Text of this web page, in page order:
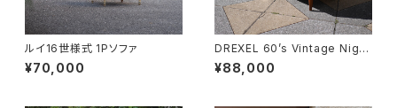
ルイ16世様式 1Pソファ
¥70,000
DREXEL 60’s Vintage Night
table
¥88,000